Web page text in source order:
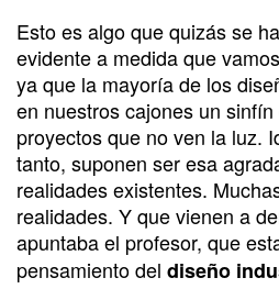
Esto es algo que quizás se
evidente a medida que
ya que la mayoría de los
en nuestros cajones un
proyectos que no ven la luz.
tanto, suponen ser esa
realidades existentes.
realidades. Y que vienen a
apuntaba el profesor, que
pensamiento del diseño